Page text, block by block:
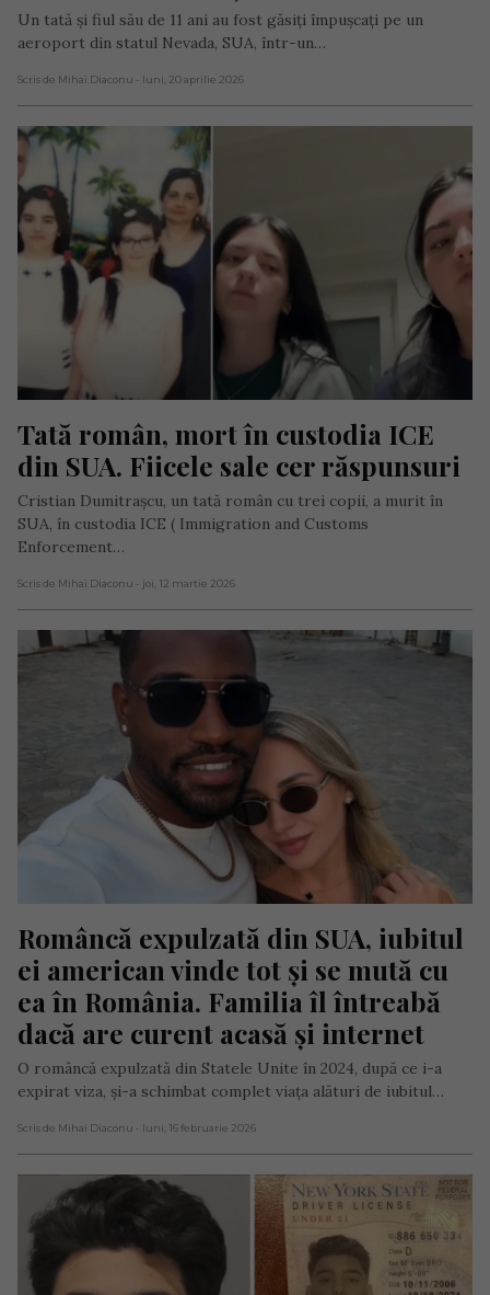
Un tată și fiul său de 11 ani au fost găsiți împușcați pe un
aeroport din statul Nevada, SUA, într-un…
Scris de Mihai Diaconu - luni, 20 aprilie 2026
Tată român, mort în custodia ICE
din SUA. Fiicele sale cer răspunsuri
Cristian Dumitrașcu, un tată român cu trei copii, a murit în
SUA, în custodia ICE ( Immigration and Customs
Enforcement…
Scris de Mihai Diaconu - joi, 12 martie 2026
Româncă expulzată din SUA, iubitul
ei american vinde tot și se mută cu
ea în România. Familia îl întreabă
dacă are curent acasă și internet
O româncă expulzată din Statele Unite în 2024, după ce i-a
expirat viza, și-a schimbat complet viața alături de iubitul…
Scris de Mihai Diaconu - luni, 16 februarie 2026